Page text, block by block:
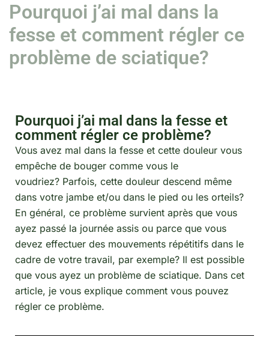
Pourquoi j’ai mal dans la
fesse et comment régler ce
problème de sciatique?
Pourquoi j’ai mal dans la fesse et
comment régler ce problème?
Vous avez mal dans la fesse et cette douleur vous
empêche de bouger comme vous le
voudriez? Parfois, cette douleur descend même
dans votre jambe et/ou dans le pied ou les orteils?
En général, ce problème survient après que vous
ayez passé la journée assis ou parce que vous
devez effectuer des mouvements répétitifs dans le
cadre de votre travail, par exemple? Il est possible
que vous ayez un problème de sciatique. Dans cet
article, je vous explique comment vous pouvez
régler ce problème.